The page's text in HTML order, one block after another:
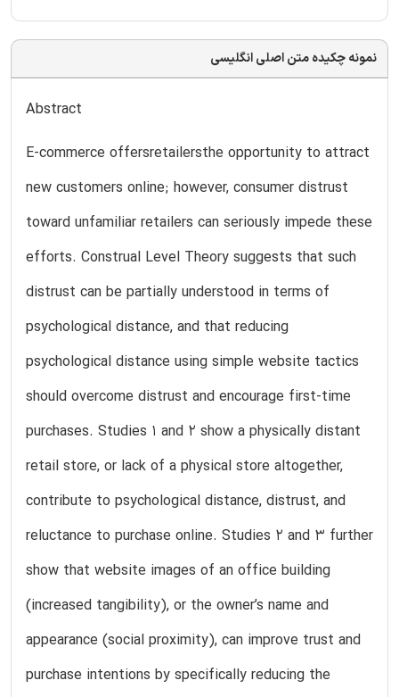
نمونه چکیده متن اصلی انگلیسی
Abstract
E-commerce offersretailersthe opportunity to attract
new customers online; however, consumer distrust
toward unfamiliar retailers can seriously impede these
efforts. Construal Level Theory suggests that such
distrust can be partially understood in terms of
psychological distance, and that reducing
psychological distance using simple website tactics
should overcome distrust and encourage first-time
purchases. Studies 1 and 2 show a physically distant
retail store, or lack of a physical store altogether,
contribute to psychological distance, distrust, and
reluctance to purchase online. Studies 2 and 3 further
show that website images of an office building
(increased tangibility), or the owner’s name and
appearance (social proximity), can improve trust and
purchase intentions by specifically reducing the